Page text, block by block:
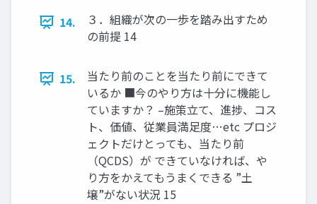
14.
３．組織が次の一歩を踏み出すため
の前提 14
15.
当たり前のことを当たり前にできて
いるか ■今のやり方は十分に機能し
ていますか？ –施策立て、進捗、コス
ト、価値、従業員満足度…etc プロジ
ェクトだけとっても、当たり前
（QCDS）が できていなければ、や
り方をかえてもうまくできる ”土
壌”がない状況 15